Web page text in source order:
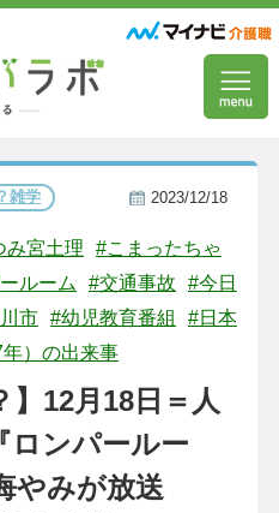
雑学 2023/12/18
み宮土理
#こまったちゃ
ルーム #交通事故
#今日
市 #幼児教育番組
#日本
）の出来事
】12月18日＝人
ロンパールー
やみが放送